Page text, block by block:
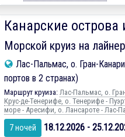
Канарские
Морской круиз на
Лас-Пальмас, о. Гран-
портов в 2 странах)
Маршрут круиза: Лас-Пальмас, о.
Крус-де-Тенерифе, о. Тенерифе -
море - Аресифи, о. Лансароте - Лас-
7 ночей 18.12.2026 -